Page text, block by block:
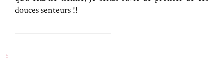
douces senteurs !!